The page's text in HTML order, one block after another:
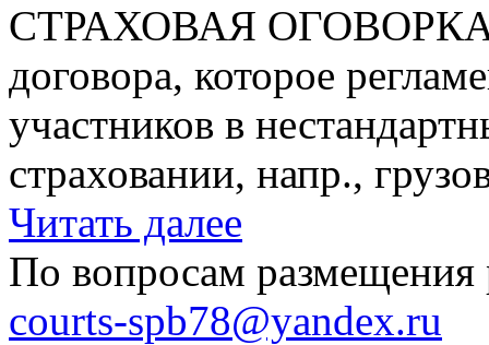
СТРАХОВАЯ ОГОВОРКА -
договора, которое
участников в
страховании, напр.,
Читать далее
По вопросам размещения
courts-spb78@yandex.ru